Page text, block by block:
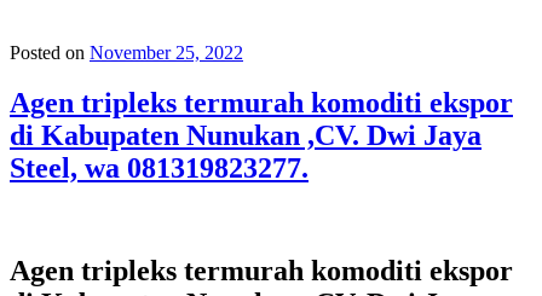
Posted on November 25, 2022
Agen tripleks termurah komoditi ekspor
di Kabupaten Nunukan ,CV. Dwi Jaya
Steel, wa 081319823277.
Agen tripleks termurah komoditi ekspor